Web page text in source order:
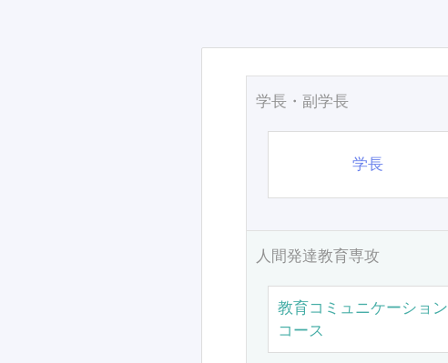
学長・副学長
学長
人間発達教育専攻
教育コミュニケーション
コース